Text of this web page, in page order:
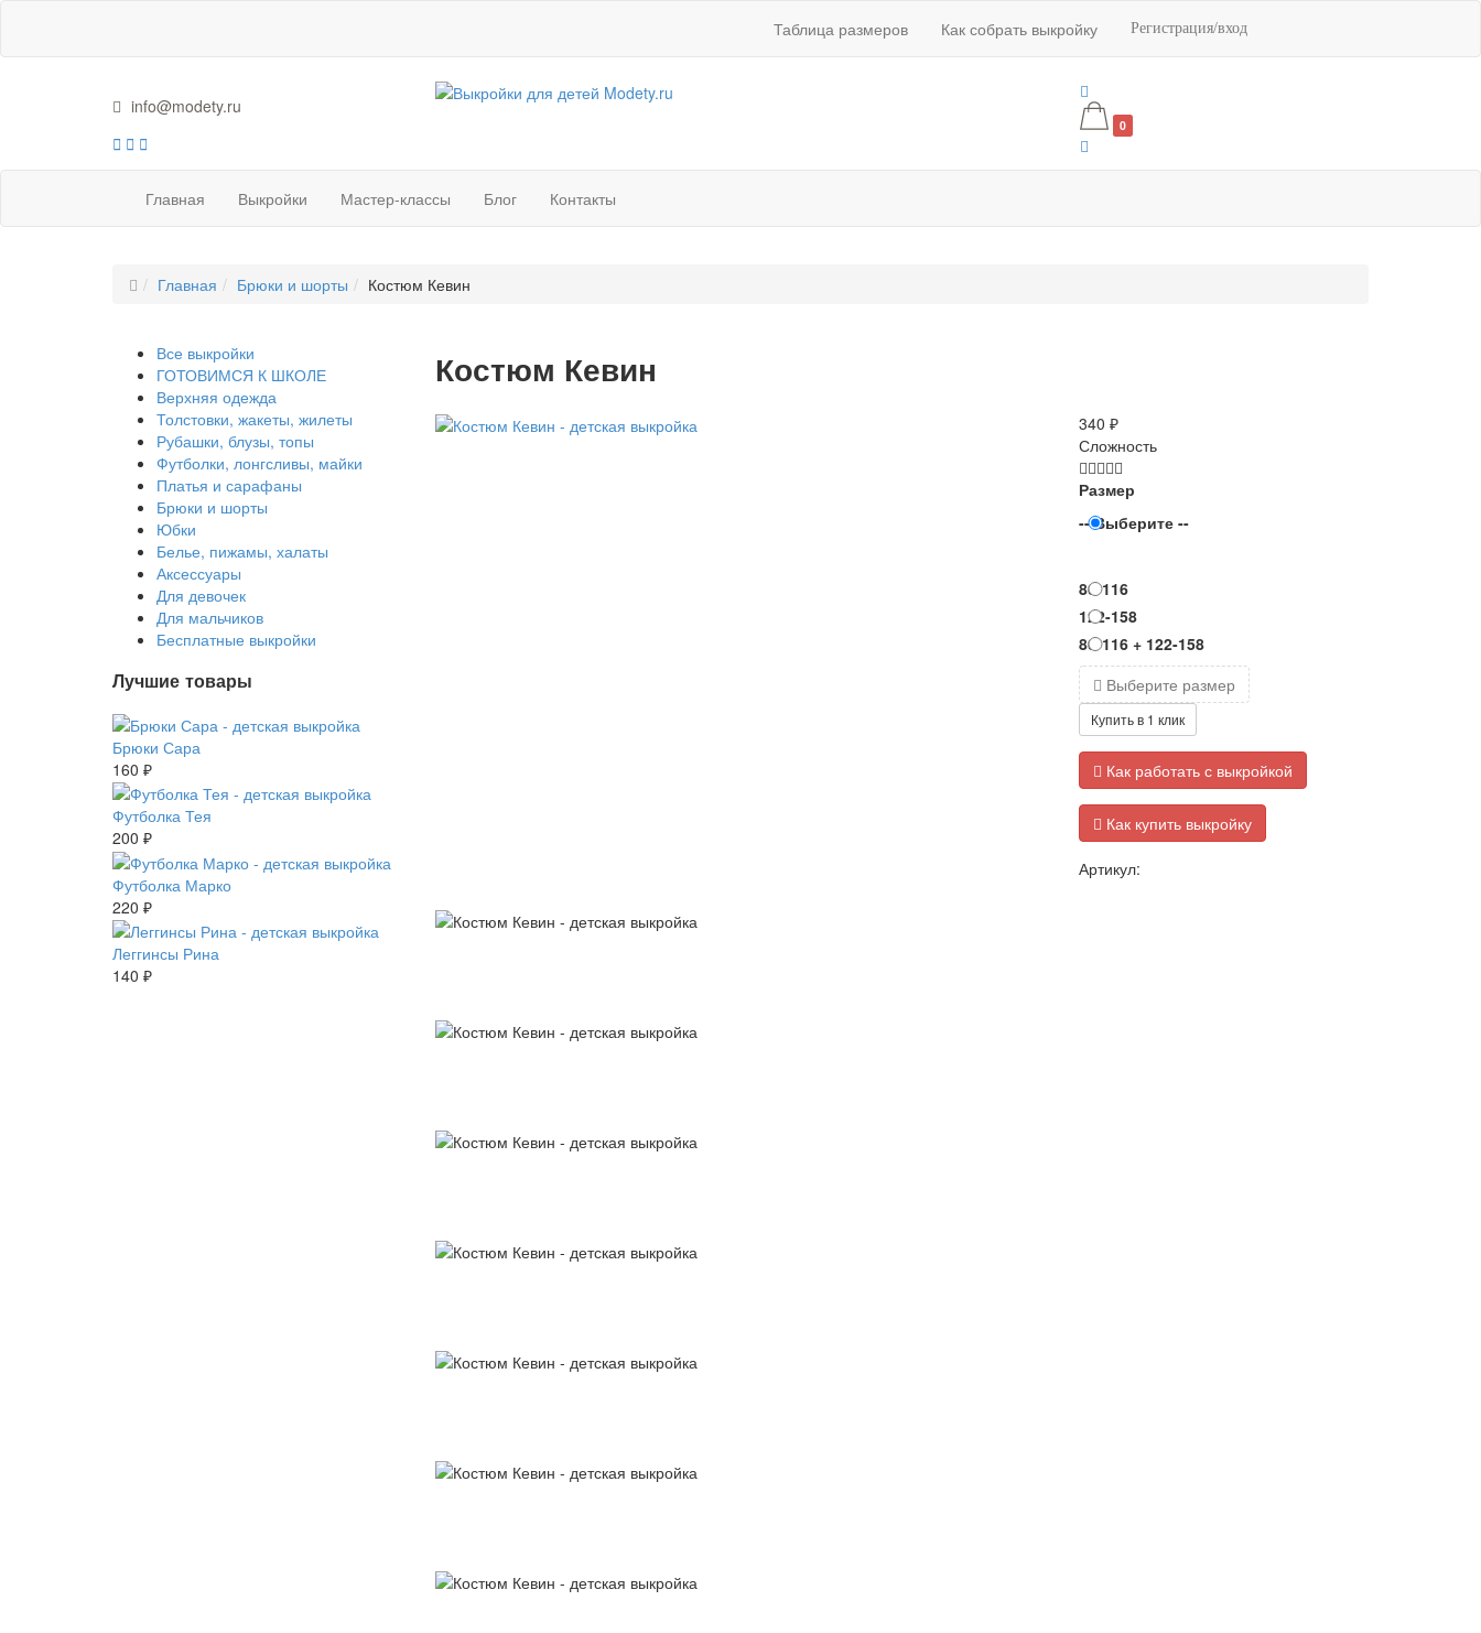
Таблица размеров Как собрать выкройку Регистрация/вход
info@modety.ru
0
Главная Выкройки Мастер-классы Блог Контакты
Главная Брюки и шорты Костюм Кевин
Костюм Кевин
340 ₽
Сложность
Размер
-- Выберите --
80-116
122-158
80-116 + 122-158
Выберите размер
Купить в 1 клик
Как работать с выкройкой
Как купить выкройку
Артикул:
Все выкройки
ГОТОВИМСЯ К ШКОЛЕ
Верхняя одежда
Толстовки, жакеты, жилеты
Рубашки, блузы, топы
Футболки, лонгсливы, майки
Платья и сарафаны
Брюки и шорты
Юбки
Белье, пижамы, халаты
Аксессуары
Для девочек
Для мальчиков
Бесплатные выкройки
Лучшие товары
Брюки Сара
160 ₽
Футболка Тея
200 ₽
Футболка Марко
220 ₽
Леггинсы Рина
140 ₽